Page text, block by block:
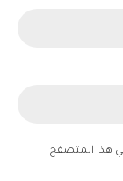
في هذا المتصفح